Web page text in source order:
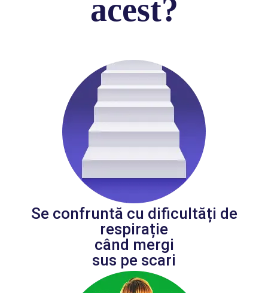
acest?
Se confruntă cu dificultăți de
respirație
când mergi
sus pe scari